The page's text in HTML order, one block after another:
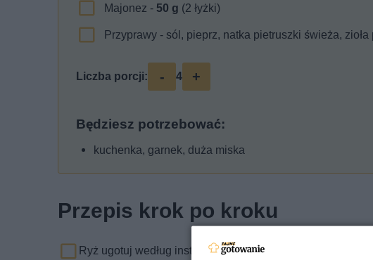
Majonez - 50 g (2 łyżki)
Przyprawy - sól, pieprz, natka pietruszki świeża,
Liczba porcji: - 4 +
Będziesz potrzebować:
kuchenka, garnek, duża miska
Przepis krok po kroku
Ryż ugotuj według instrukcji na opakowaniu. Następnie